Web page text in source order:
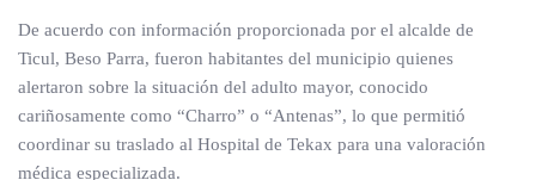
De acuerdo con información proporcionada por el alcalde de
Ticul, Beso Parra, fueron habitantes del municipio quienes
alertaron sobre la situación del adulto mayor, conocido
cariñosamente como “Charro” o “Antenas”, lo que permitió
coordinar su traslado al Hospital de Tekax para una valoración
médica especializada.